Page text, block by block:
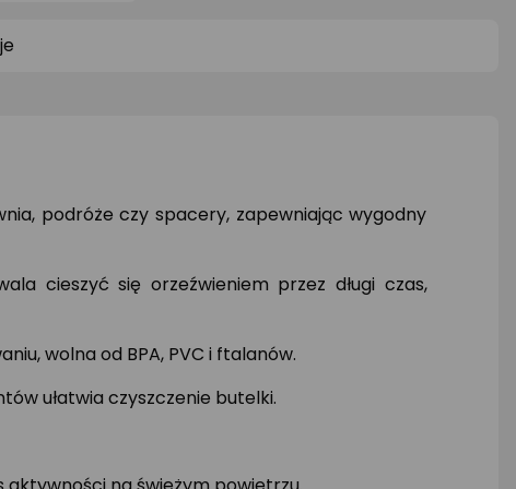
gwiazdki
podróże czy spacery, zapewniając wygodny
cieszyć się orzeźwieniem przez długi czas,
wolna od BPA, PVC i ftalanów.
ułatwia czyszczenie butelki.